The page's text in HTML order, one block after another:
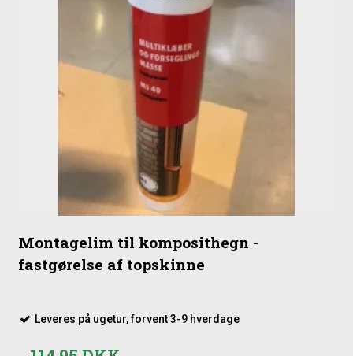
Montagelim til komposithegn -
fastgørelse af topskinne
Leveres på ugetur, forvent 3-9 hverdage